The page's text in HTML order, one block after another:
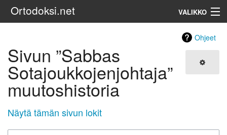
Ortodoksi.net VALIKKO
Haku
Ohjeet
Sivun ”Sabbas
Sotajoukkojenjohtaja”
muutoshistoria
Näytä tämän sivun lokit